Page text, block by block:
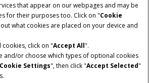
aviso de privacidad
LLC. All Rights Reserved. Case IH is a
America LLC.
that appear on our webpages and may be
for their purposes too. Click on "Cookie
what cookies are placed on your device and
click on "Accept All".
and/or choose which types of optional cookies
Cookie Settings", then click "Accept Selected"